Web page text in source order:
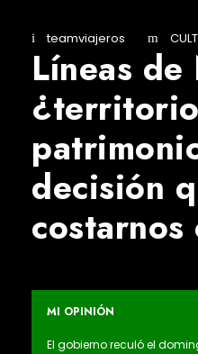
teamviajeros
Líneas de
decisión
costarnos
MI OPINIÓN
El gobierno reculó el